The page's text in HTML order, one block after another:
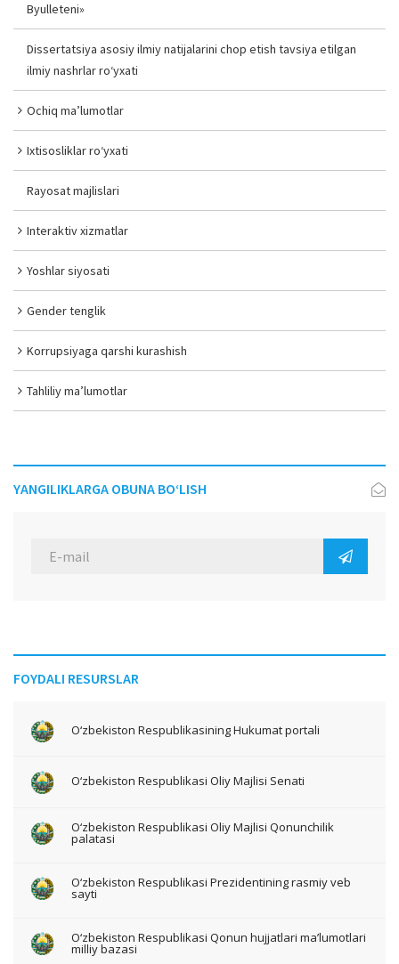
Byulleteni»
Dissertatsiya asosiy ilmiy natijalarini chop etish tavsiya etilgan
ilmiy nashrlar ro‘yxati
Ochiq ma’lumotlar
Ixtisosliklar ro‘yxati
Rayosat majlislari
Interaktiv xizmatlar
Yoshlar siyosati
Gender tenglik
Korrupsiyaga qarshi kurashish
Tahliliy ma’lumotlar
YANGILIKLARGA OBUNA BO‘LISH
FOYDALI RESURSLAR
O‘zbekiston Respublikasining Hukumat portali
O‘zbekiston Respublikasi Oliy Majlisi Senati
O‘zbekiston Respublikasi Oliy Majlisi Qonunchilik
palatasi
O‘zbekiston Respublikasi Prezidentining rasmiy veb
sayti
O‘zbekiston Respublikasi Qonun hujjatlari ma’lumotlari
milliy bazasi